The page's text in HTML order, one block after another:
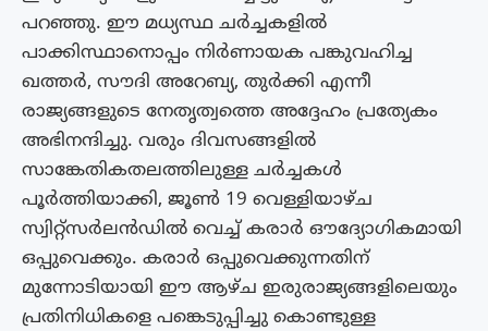
പറഞ്ഞു. ഈ മധ്യസ്ഥ ചർച്ചകളിൽ
പാക്കിസ്ഥാനൊപ്പം നിർണായക പങ്കുവഹിച്ച
ഖത്തർ, സൗദി അറേബ്യ, തുർക്കി എന്നീ
രാജ്യങ്ങളുടെ നേതൃത്വത്തെ അദ്ദേഹം പ്രത്യേകം
അഭിനന്ദിച്ചു. വരും ദിവസങ്ങളിൽ
സാങ്കേതികതലത്തിലുള്ള ചർച്ചകൾ
പൂർത്തിയാക്കി, ജൂൺ 19 വെള്ളിയാഴ്ച
സ്വിറ്റ്‌സർലൻഡിൽ വെച്ച് കരാർ ഔദ്യോഗികമായി
ഒപ്പുവെക്കും. കരാർ ഒപ്പുവെക്കുന്നതിന്
മുന്നോടിയായി ഈ ആഴ്ച ഇരുരാജ്യങ്ങളിലെയും
പ്രതിനിധികളെ പങ്കെടുപ്പിച്ചു കൊണ്ടുള്ള